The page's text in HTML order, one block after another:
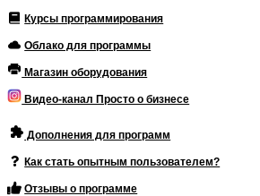
Курсы программирования
Облако для программы
Магазин оборудования
Видео-канал Просто о бизнесе
Дополнения для программ
Как стать опытным пользователем?
Отзывы о программе